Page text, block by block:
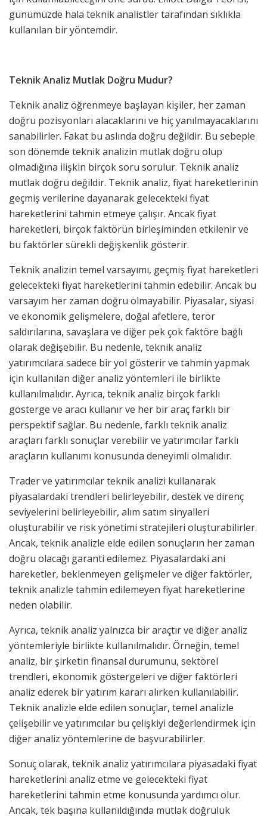
günümüzde hala teknik analistler tarafından sıklıkla
kullanılan bir yöntemdir.
Teknik Analiz Mutlak Doğru Mudur?
Teknik analiz öğrenmeye başlayan kişiler, her zaman
doğru pozisyonları alacaklarını ve hiç yanılmayacaklarını
sanabilirler. Fakat bu aslında doğru değildir. Bu sebeple
son dönemde teknik analizin mutlak doğru olup
olmadığına ilişkin birçok soru sorulur. Teknik analiz
mutlak doğru değildir. Teknik analiz, fiyat hareketlerinin
geçmiş verilerine dayanarak gelecekteki fiyat
hareketlerini tahmin etmeye çalışır. Ancak fiyat
hareketleri, birçok faktörün birleşiminden etkilenir ve
bu faktörler sürekli değişkenlik gösterir.
Teknik analizin temel varsayımı, geçmiş fiyat hareketleri
gelecekteki fiyat hareketlerini tahmin edebilir. Ancak bu
varsayım her zaman doğru olmayabilir. Piyasalar, siyasi
ve ekonomik gelişmelere, doğal afetlere, terör
saldırılarına, savaşlara ve diğer pek çok faktöre bağlı
olarak değişebilir. Bu nedenle, teknik analiz
yatırımcılara sadece bir yol gösterir ve tahmin yapmak
için kullanılan diğer analiz yöntemleri ile birlikte
kullanılmalıdır. Ayrıca, teknik analiz birçok farklı
gösterge ve aracı kullanır ve her bir araç farklı bir
perspektif sağlar. Bu nedenle, farklı teknik analiz
araçları farklı sonuçlar verebilir ve yatırımcılar farklı
araçların kullanımı konusunda deneyimli olmalıdır.
Trader ve yatırımcılar teknik analizi kullanarak
piyasalardaki trendleri belirleyebilir, destek ve direnç
seviyelerini belirleyebilir, alım satım sinyalleri
oluşturabilir ve risk yönetimi stratejileri oluşturabilirler.
Ancak, teknik analizle elde edilen sonuçların her zaman
doğru olacağı garanti edilemez. Piyasalardaki ani
hareketler, beklenmeyen gelişmeler ve diğer faktörler,
teknik analizle tahmin edilemeyen fiyat hareketlerine
neden olabilir.
Ayrıca, teknik analiz yalnızca bir araçtır ve diğer analiz
yöntemleriyle birlikte kullanılmalıdır. Örneğin, temel
analiz, bir şirketin finansal durumunu, sektörel
trendleri, ekonomik göstergeleri ve diğer faktörleri
analiz ederek bir yatırım kararı alırken kullanılabilir.
Teknik analizle elde edilen sonuçlar, temel analizle
çelişebilir ve yatırımcılar bu çelişkiyi değerlendirmek için
diğer analiz yöntemlerine de başvurabilirler.
Sonuç olarak, teknik analiz yatırımcılara piyasadaki fiyat
hareketlerini analiz etme ve gelecekteki fiyat
hareketlerini tahmin etme konusunda yardımcı olur.
Ancak, tek başına kullanıldığında mutlak doğruluk